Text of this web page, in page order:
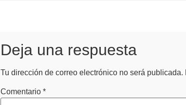
Deja una respuesta
Tu dirección de correo electrónico no será publicada.
Comentario *